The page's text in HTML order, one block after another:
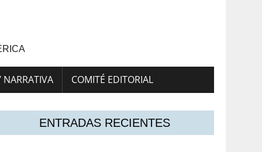
NARRATIVA COMITÉ EDITORIAL
ENTRADAS RECIENTES